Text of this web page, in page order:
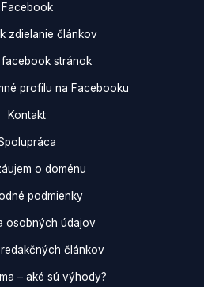
Facebook
zdielanie článkov
stránok
profilu na Facebooku
Kontakt
o doménu
podmienky
osobných údajov
článkov
– aké sú výhody?